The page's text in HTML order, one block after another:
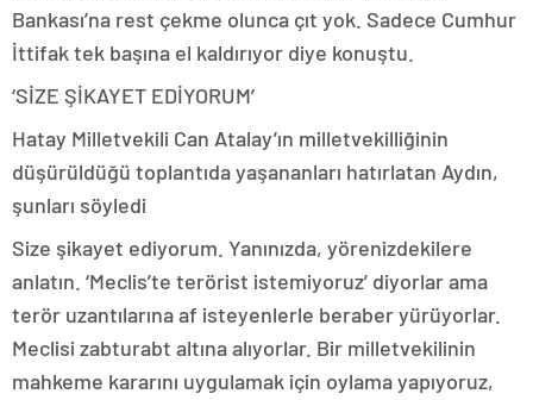
Bankası’na rest çekme olunca çıt yok. Sadece Cumhur
İttifak tek başına el kaldırıyor diye konuştu.
‘SİZE ŞİKAYET EDİYORUM’
Hatay Milletvekili Can Atalay’ın milletvekilliğinin
düşürüldüğü toplantıda yaşananları hatırlatan Aydın,
şunları söyledi
Size şikayet ediyorum. Yanınızda, yörenizdekilere
anlatın. ‘Meclis’te terörist istemiyoruz’ diyorlar ama
terör uzantılarına af isteyenlerle beraber yürüyorlar.
Meclisi zabturabt altına alıyorlar. Bir milletvekilinin
mahkeme kararını uygulamak için oylama yapıyoruz,